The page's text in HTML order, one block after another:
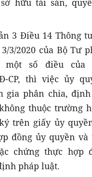
3 Điều 14 Thông
3/2020 của Bộ Tư
một số điều của
CP, thì việc ủy
gia phân chia,
thuộc trường
trên giấy ủy
đồng ủy quyền
chứng thực hợp
pháp luật.